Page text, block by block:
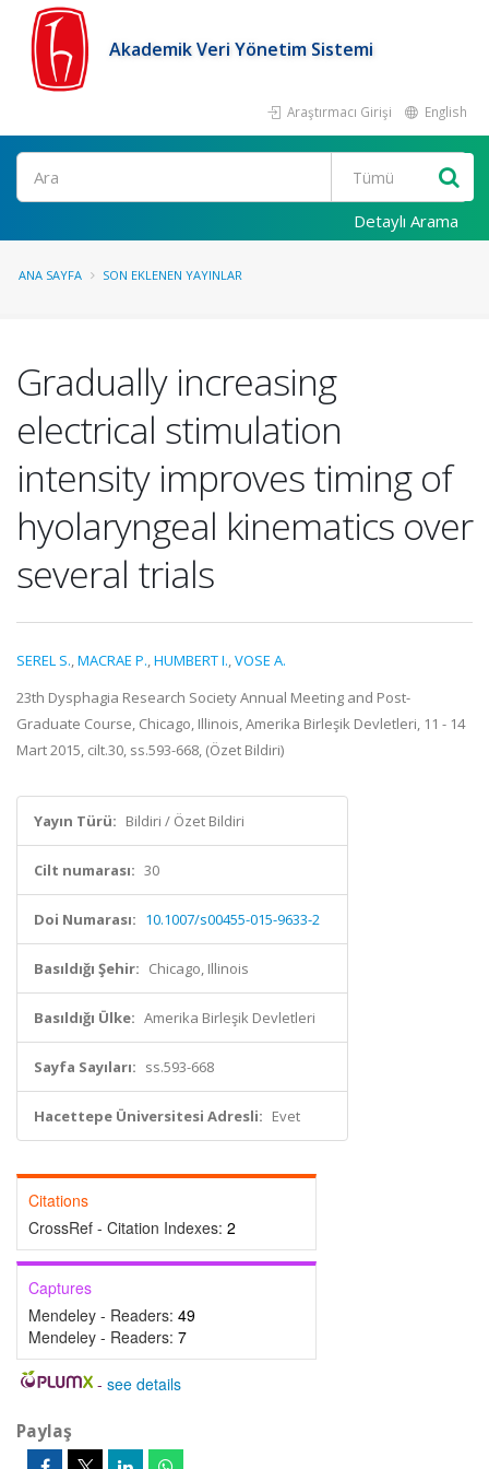
Akademik Veri Yönetim Sistemi
Araştırmacı Girişi English
Ara
Detaylı Arama
ANA SAYFA SON EKLENEN YAYINLAR
Gradually increasing
electrical stimulation
intensity improves timing of
hyolaryngeal kinematics over
several trials
SEREL S.,MACRAE P.,HUMBERT I.,VOSE A.
23th Dysphagia Research Society Annual Meeting and Post-
Graduate Course, Chicago, Illinois, Amerika Birleşik Devletleri, 11 - 14
Mart 2015, cilt.30, ss.593-668, (Özet Bildiri)
Yayın Türü: Bildiri / Özet Bildiri
Cilt numarası: 30
Doi Numarası: 10.1007/s00455-015-9633-2
Basıldığı Şehir: Chicago, Illinois
Basıldığı Ülke: Amerika Birleşik Devletleri
Sayfa Sayıları: ss.593-668
Hacettepe Üniversitesi Adresli: Evet
Citations
CrossRef - Citation Indexes: 2
Captures
Mendeley - Readers: 49
Mendeley - Readers: 7
- see details
Paylaş